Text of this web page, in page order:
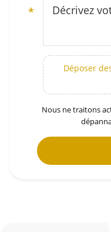
*
Déposer
Nous ne traitons